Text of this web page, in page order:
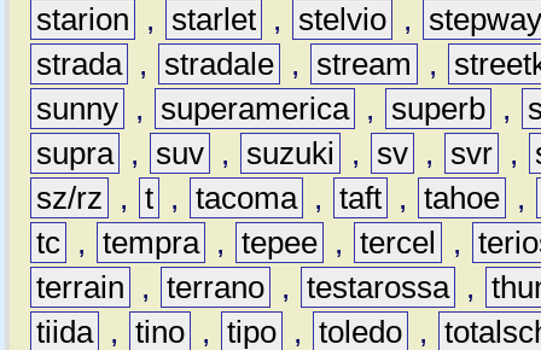
starion
, starlet , stelvio ,
strada , stradale , stream ,
sunny , superamerica , superb ,
supra , suv , suzuki , sv , svr ,
sz/rz
, t , tacoma , taft , tahoe ,
tc , tempra , tepee , tercel ,
terrain
, terrano , testarossa ,
tiida , tino , tipo , toledo ,